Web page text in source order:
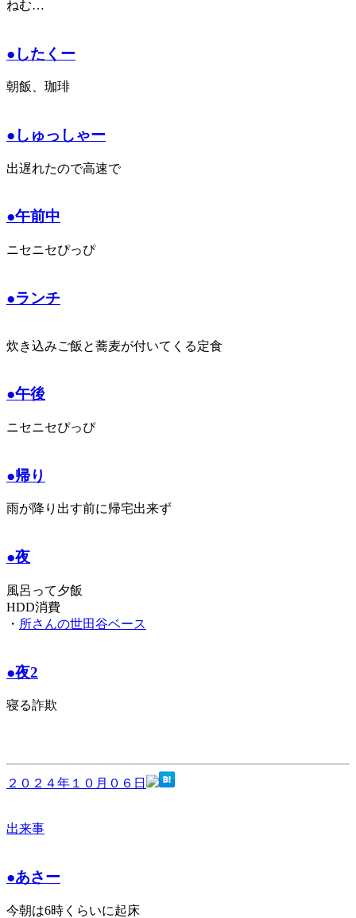
ねむ…
●したくー
朝飯、珈琲
●しゅっしゃー
出遅れたので高速で
●午前中
ニセニセぴっぴ
●ランチ
炊き込みご飯と蕎麦が付いてくる定食
●午後
ニセニセぴっぴ
●帰り
雨が降り出す前に帰宅出来ず
●夜
風呂って夕飯
HDD消費
・ 所さんの世田谷ベース
●夜2
寝る詐欺
２０２４年１０月０６日
出来事
●あさー
今朝は6時くらいに起床